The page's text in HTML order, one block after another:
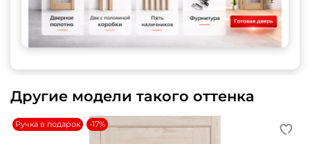
Другие модели такого оттенка
Ручка в подарок -17%